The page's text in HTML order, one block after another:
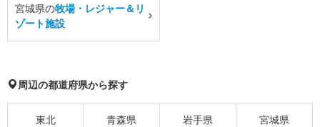
宮城県の牧場・レジャー＆リ
ゾート施設
周辺の都道府県から探す
東北 青森県 岩手県 宮城県